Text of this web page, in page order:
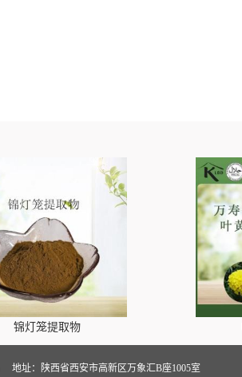
锦灯笼提取物
地址：陕西省西安市高新区万象汇B座1005室